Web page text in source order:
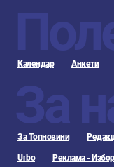
Календар Анкети
За
За Топновини
Urbo Реклама -